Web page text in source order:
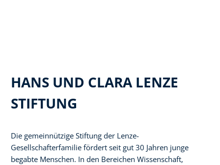
HANS UND CLARA LENZE
STIFTUNG
Die gemeinnützige Stiftung der Lenze-
Gesellschafterfamilie fördert seit gut 30 Jahren junge
begabte Menschen. In den Bereichen Wissenschaft,